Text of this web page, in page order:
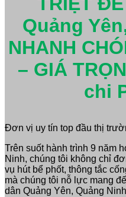
Quảng
NHANH
– GIÁ
chi
Đơn vị uy tín top đầu thị
Trên suốt hành trình 9 năm
Ninh, chúng tôi không chỉ
vụ hút bể phốt, thông tắc
mà chúng tôi nỗ lực mang
dân Quảng Yên, Quảng